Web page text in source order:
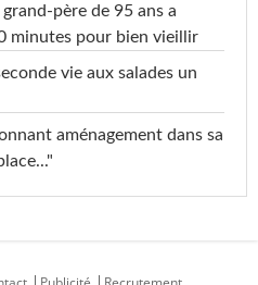
père de 95 ans a
minutes pour bien vieillir
vie aux salades un
aménagement dans sa